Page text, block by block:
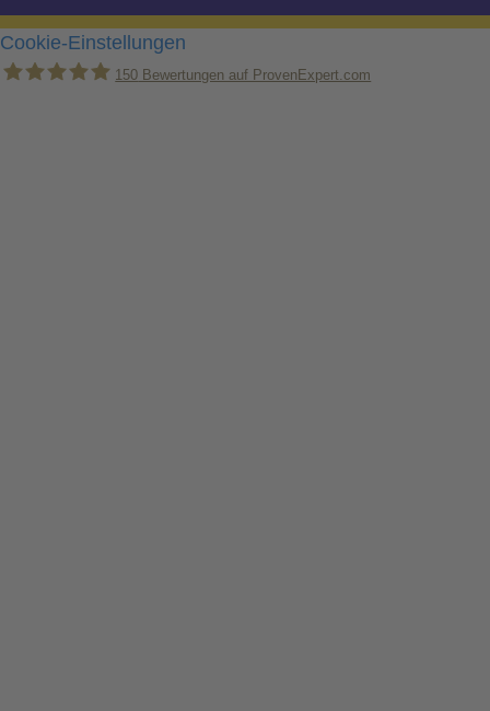
Cookie-Einstellungen
150 Bewertungen auf ProvenExpert.com